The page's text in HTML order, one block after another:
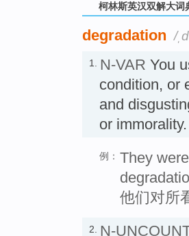
柯林斯英汉双解大词
degradation /
1. N-VAR You
condition, or
and
or
例： They
他们对所
2. N-